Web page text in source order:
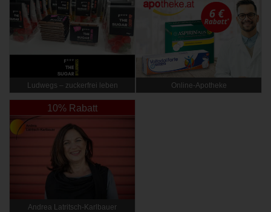
Ludwegs – zuckerfrei leben Online‑Apotheke
10% Rabatt
Andrea Latritsch-Karlbauer